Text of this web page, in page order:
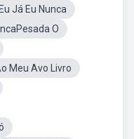
Já Eu Nunca
O
Meu Avo Livro